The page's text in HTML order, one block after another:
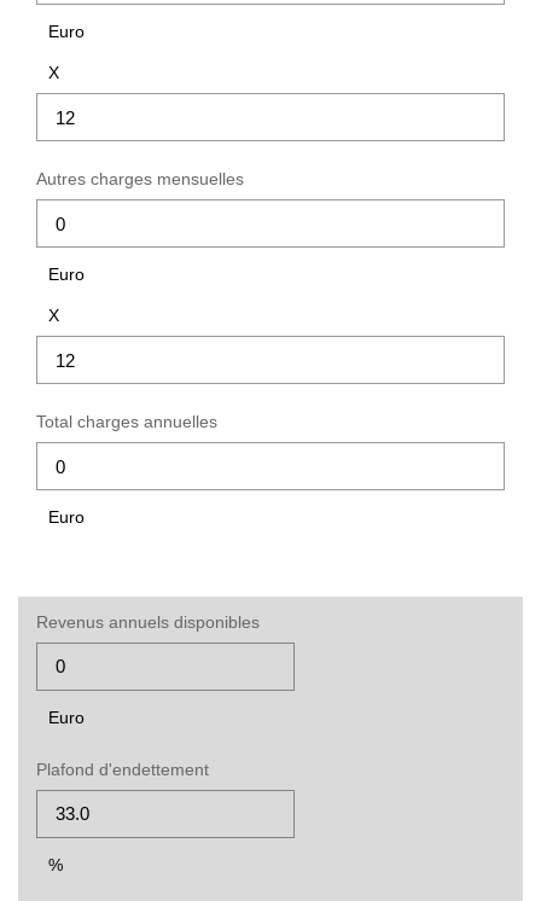
Euro
X
Autres charges mensuelles
Euro
X
Total charges annuelles
Euro
Revenus annuels disponibles
Euro
Plafond d'endettement
%